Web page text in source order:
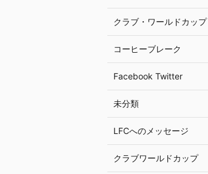
クラブ・ワールドカップ
コーヒーブレーク
Facebook Twitter
未分類
LFCへのメッセージ
クラブワールドカップ